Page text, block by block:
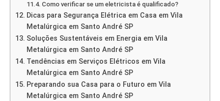
Como verificar se um eletricista é qualificado?
Dicas para Segurança Elétrica em Casa em Vila
Metalúrgica em Santo André SP
Soluções Sustentáveis em Energia em Vila
Metalúrgica em Santo André SP
Tendências em Serviços Elétricos em Vila
Metalúrgica em Santo André SP
Preparando sua Casa para o Futuro em Vila
Metalúrgica em Santo André SP